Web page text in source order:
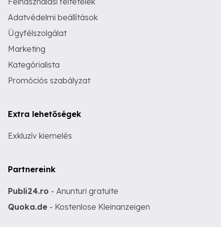
Adatvédelmi beállítások
Ügyfélszolgálat
Marketing
Kategórialista
Promóciós szabályzat
Extra lehetőségek
Exkluzív kiemelés
Partnereink
Publi24.ro - Anunturi gratuite
Quoka.de - Kostenlose Kleinanzeigen